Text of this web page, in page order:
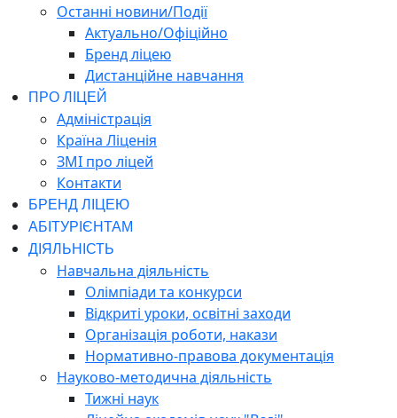
Останні новини/Події
Актуально/Офіційно
Бренд ліцею
Дистанційне навчання
ПРО ЛІЦЕЙ
Адміністрація
Країна Ліценія
ЗМІ про ліцей
Контакти
БРЕНД ЛІЦЕЮ
АБІТУРІЄНТАМ
ДІЯЛЬНІСТЬ
Навчальна діяльність
Олімпіади та конкурси
Відкриті уроки, освітні заходи
Організація роботи, накази
Нормативно-правова документація
Науково-методична діяльність
Тижні наук